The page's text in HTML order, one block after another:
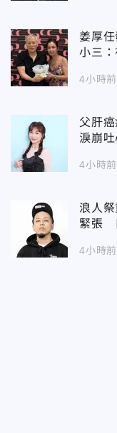
姜厚
小三：
4小時前
父肝
淚崩吐
4小時前
浪人
緊張
4小時前